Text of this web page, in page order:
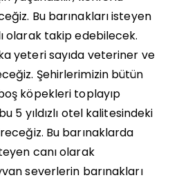
Bu barınakları isteyen
olarak takip edebilecek.
yeteri sayıda veteriner ve
Şehirlerimizin bütün
köpekleri toplayıp
5 yıldızlı otel kalitesindeki
Bu barınaklarda
canı olarak
severlerin barınakları